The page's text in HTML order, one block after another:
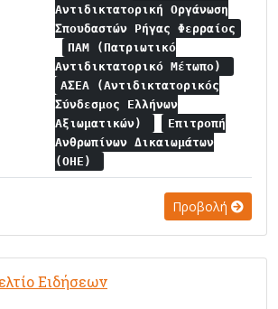
Αντιδικτατορική Οργάνωση
Σπουδαστών Ρήγας Φερραίος
ΠΑΜ (Πατριωτικό
Αντιδικτατορικό Μέτωπο)
ΑΣΕΑ (Αντιδικτατορικός
Σύνδεσμος Ελλήνων
Αξιωματικών)
Επιτροπή
Ανθρωπίνων Δικαιωμάτων
(ΟΗΕ)
Προβολή
Ειδήσεων